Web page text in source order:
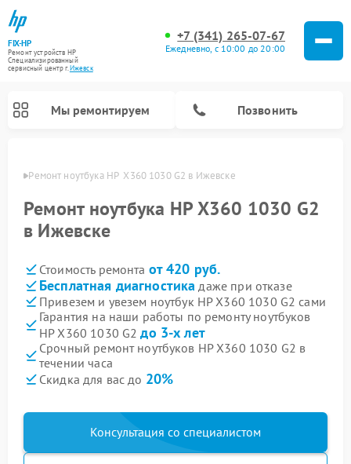
FIX-HP
Ремонт устройств HP
Специализированный
cервисный центр г.Ижевск
+7 (341) 265-07-67
Ежедневно, с 10:00 до 20:00
Мы ремонтируем Позвонить
Ремонт ноутбука HP  X360 1030 G2 в Ижевске
Ремонт ноутбука HP X360 1030 G2
в Ижевске
Стоимость ремонта от 420 руб.
Бесплатная диагностика даже при отказе
Привезем и увезем ноутбук HP X360 1030 G2 сами
Гарантия на наши работы по ремонту ноутбуков
HP X360 1030 G2до 3-х лет
Срочный ремонт ноутбуков HP X360 1030 G2 в
течении часа
Скидка для вас до 20%
Консультация со специалистом